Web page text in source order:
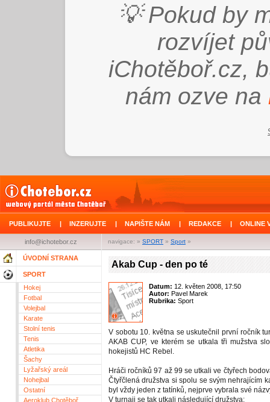
💡 Pokud by
rozvíjet
iChotěboř.cz,
nám ozve na
PUBLIKUJTE | INZERUJTE | NAPIŠTE NÁM | REDAKCE | ONLINE
navigace: » SPORT » Sport »
info@ichotebor.cz
ÚVODNÍ STRANA
SPORT
Hokej
Fotbal
Volejbal
Karate
Stolní tenis
Tenis
Atletika
Šachy
Lyžařský areál
Nohejbal
Ostatní
Aeroklub Chotěboř
Akab Cup - den po té
Datum: 12. květen 2008, 17:50
Autor: Pavel Marek
Rubrika: Sport
V sobotu 10. května se uskutečnil první ročník
AKAB CUP, ve kterém se utkala tři mužstva
hokejistů HC Rebel.
Hráči ročníků 97 až 99 se utkali ve čtyřech
Čtyřčlená družstva si spolu se svým nehrajícím
byl vždy jeden z tatínků, nejprve vybrala své
V turnaji se tak utkali následující družstva: